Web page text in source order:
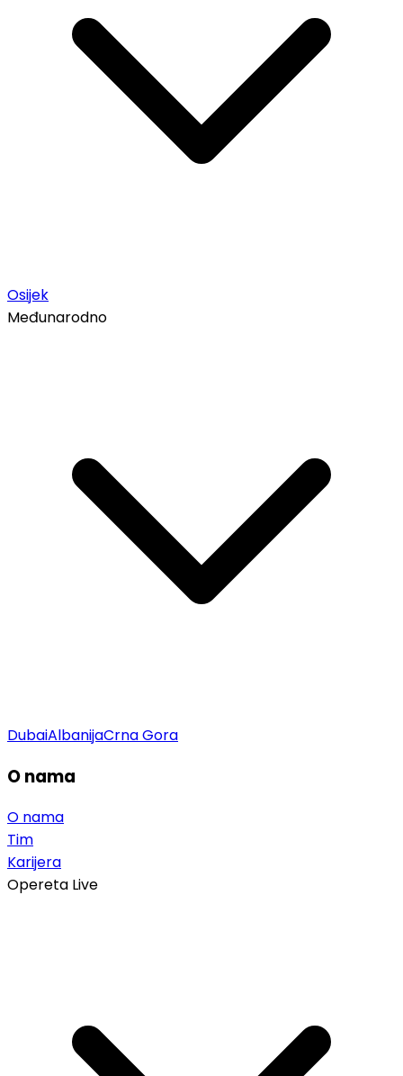
Osijek
Međunarodno
DubaiAlbanijaCrna Gora
O nama
O nama
Tim
Karijera
Opereta Live